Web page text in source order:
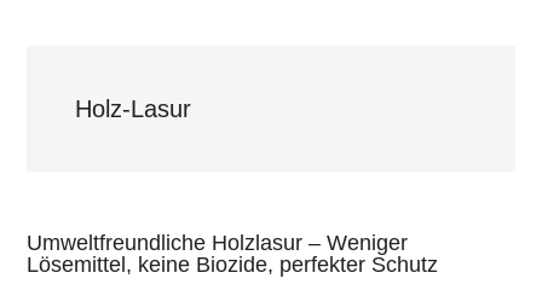
Holz-Lasur
Umweltfreundliche Holzlasur – Weniger
Lösemittel, keine Biozide, perfekter Schutz